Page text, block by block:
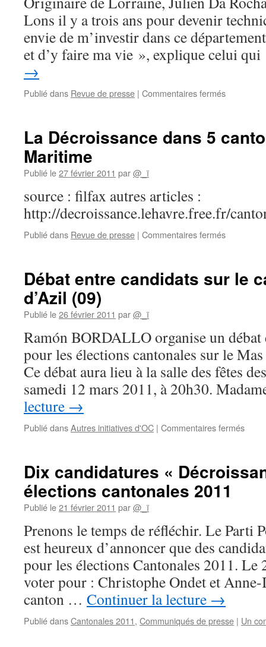
Lons il y a trois ans pour devenir
envie de m’investir dans ce
et d’y faire ma vie », explique celui
→
Publié dans Revue de presse | Commentaires ferméssur
un
dans
canton
nord
La Décroissance dans 5
Maritime
Publié le27 février 2011 par@_ï
source : filfax autres articles :
http://decroissance.lehavre.free.fr/
Publié dans Revue de presse | Commentaires ferméssur
5
Débat entre candidats sur le
d’Azil (09)
Publié le26 février 2011 par@_ï
Ramón BORDALLO organise un débat
pour les élections cantonales sur le
Ce débat aura lieu à la salle des fêtes
samedi 12 mars 2011, à 20h30.
lecture →
Publié dansAutres initiatives d'OC | Commentaires ferméssur
sur
d’Azil
(09)
Dix candidatures «
élections cantonales 2011
Publié le21 février 2011 par@_ï
Prenons le temps de réfléchir. Le Parti
est heureux d’annoncer que des
pour les élections Cantonales 2011. Le
voter pour : Christophe Ondet et
canton … Continuer la lecture →
Publié dansCantonales 2011, Communiqués de presse | Un